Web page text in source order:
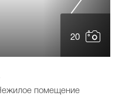
20
помещение